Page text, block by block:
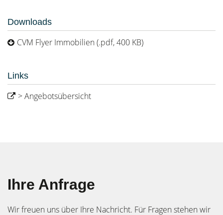
Downloads
CVM Flyer Immobilien (.pdf, 400 KB)
Links
> Angebotsübersicht
Ihre Anfrage
Wir freuen uns über Ihre Nachricht. Für Fragen stehen wir